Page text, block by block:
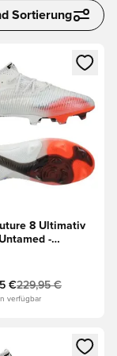
Sortierung
oder Registrieren
neues Fenster
8 Ultimativ
-
€229,95 €
verfügbar
oder Registrieren
neues Fenster